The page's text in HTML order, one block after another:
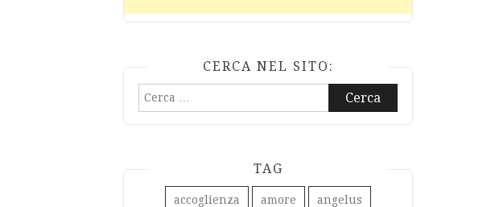
CERCA NEL SITO:
Ricerca
TAG
accoglienza amore angelus